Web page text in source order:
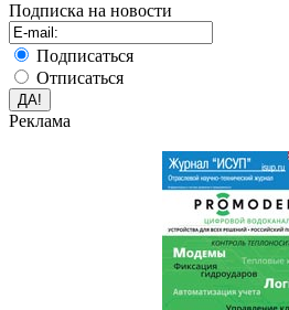
Подписка на новости
Подписаться
Отписаться
Реклама